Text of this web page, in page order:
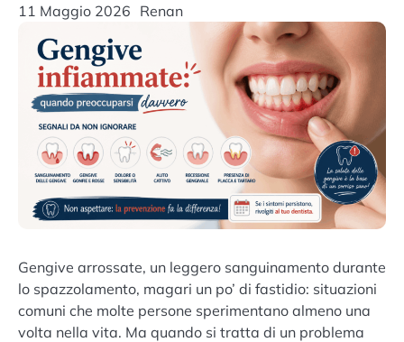
11 Maggio 2026 Renan
Gengive arrossate, un leggero sanguinamento durante
lo spazzolamento, magari un po’ di fastidio: situazioni
comuni che molte persone sperimentano almeno una
volta nella vita. Ma quando si tratta di un problema